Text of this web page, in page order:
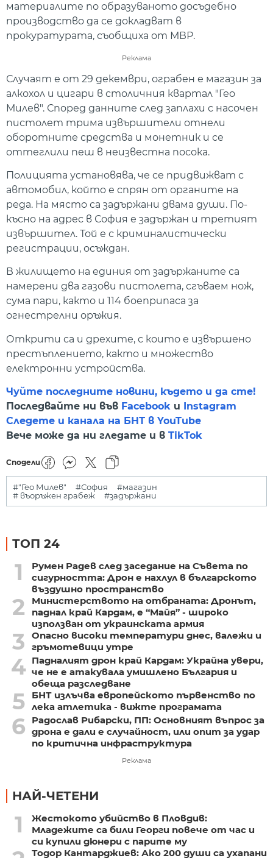
материалите по образуваното досъдебно
производство да се докладват в
прокуратурата, съобщиха от МВР.
Реклама
Случаят е от 29 декември, ограбен е магазин за
алкохол и цигари в столичния квартал "Гео
Милев". Според данните след заплахи с насочен
пистолет трима извършители отнели
оборотните средства и монетник и се
оттеглили пеш в неизвестна посока.
Полицията установява, че се придвижват с
автомобил, който е спрян от органите на
реда. На място са задържани двама души. По-
късно на адрес в София е задържан и третият
извършител. Той е с криминалистически
регистрации, осъждан.
В жилището на единия от задържаните са
намерени два газови пистолета, сгъваем нож,
сума пари, както и 114 боеприпаса за
огнестрелни оръжия.
Открити са и дрехите, с които е извършено
престъплението, както и множество
електронни устройства.
Чуйте последните новини, където и да сте!
Последвайте ни във Facebook и Instagram
Следете и канала на БНТ в YouTube
Вече може да ни гледате и в TikTok
Сподели
#"Гео Милев" #София
#магазин
# въоръжен грабеж
#задържани
ТОП 24
1
Румен Радев след заседание на Съвета по
сигурността: Дрон е нахлул в българското
въздушно пространство
2
Министерството на отбраната: Дронът,
паднал край Кардам, е “Майя” - широко
използван от украинската армия
3
Опасно високи температури днес, валежи и
гръмотевици утре
4 Падналият дрон край Кардам: Украйна увери,
че не е атакувала умишлено България и
обеща разследване
5
БНТ излъчва европейското първенство по
лека атлетика - вижте програмата
6
Радослав Рибарски, ПП: Основният въпрос за
дрона е дали е случайност, или опит за удар
по критична инфраструктура
Реклама
НАЙ-ЧЕТЕНИ
1
Жестокото убийство в Пловдив:
Младежите са били Георги повече от час и
си купили дюнери с парите му
Тодор Кантарджиев: Ако 200 души са ухапани